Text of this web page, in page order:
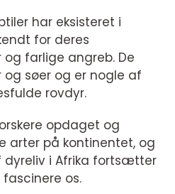
har eksisteret i
for deres
farlige angreb. De
søer og er nogle af
rovdyr.
opdaget og
arter på kontinentet, og
i Afrika fortsætter
os.